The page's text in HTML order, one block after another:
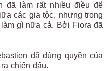
đã làm rất nhiều điều để
các gia tộc, nhưng trong
gì nữa cả. Bởi Fiora đã
đã dùng quyền của
chiến đấu.